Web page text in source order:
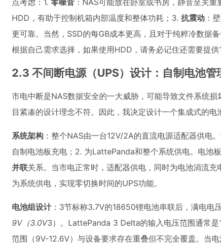
点考虑：1. 零噪音 ：NAS可能放在卧室或书房，静音至关
HDD，有助于控制机箱内部温度和整体功耗；3. 抗震动 ：
更可靠。当然，SSD的每GB成本更高，且对于纯粹冷数据
根据自己需求选择，如果使用HDD，请务必记住还需要提
2.3 不间断电源（UPS）设计：自制电池管
市电中断是NAS数据安全的一大威胁，可能导致文件系统
目紧凑的设计理念不符。因此，我决定设计一个集成式的电
系统架构 ：整个NAS由一台12V/2A的直流电源适配器供电
自制电池板充电；2. 为LattePanda和整个系统供电。电池
并联关系。当市电正常时，适配器供电，同时为电池涓流
为系统供电，实现零切换时间的UPS功能。
电池组设计：3节标称3.7V的18650锂电池串联后，满电电
9V（3.0V3）。LattePanda 3 Delta的输入电压范围通常
范围（9V-12.6V）与设备要求存在重叠但不完全覆盖。当